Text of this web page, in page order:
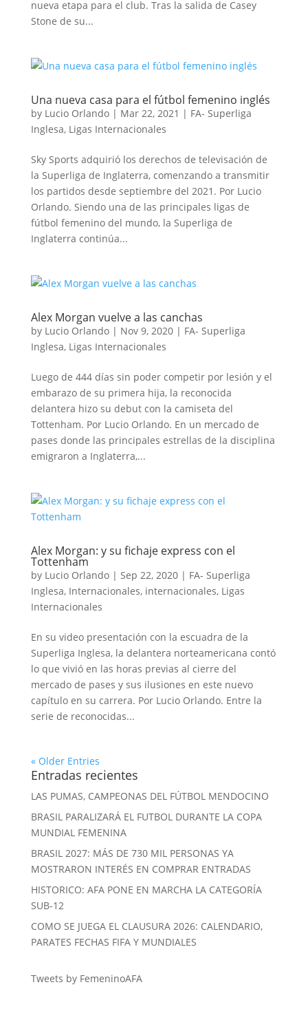
nueva etapa para el club. Tras la salida de Casey
Stone de su...
Una nueva casa para el fútbol femenino inglés
by Lucio Orlando| Mar 22, 2021 | FA- Superliga
Inglesa, Ligas Internacionales
Sky Sports adquirió los derechos de televisación de
la Superliga de Inglaterra, comenzando a transmitir
los partidos desde septiembre del 2021. Por Lucio
Orlando. Siendo una de las principales ligas de
fútbol femenino del mundo, la Superliga de
Inglaterra continúa...
Alex Morgan vuelve a las canchas
by Lucio Orlando| Nov 9, 2020| FA- Superliga
Inglesa, Ligas Internacionales
Luego de 444 días sin poder competir por lesión y el
embarazo de su primera hija, la reconocida
delantera hizo su debut con la camiseta del
Tottenham. Por Lucio Orlando. En un mercado de
pases donde las principales estrellas de la disciplina
emigraron a Inglaterra,...
Alex Morgan: y su fichaje express con el
Tottenham
by Lucio Orlando| Sep 22, 2020| FA- Superliga
Inglesa, Internacionales, internacionales, Ligas
Internacionales
En su video presentación con la escuadra de la
Superliga Inglesa, la delantera norteamericana contó
lo que vivió en las horas previas al cierre del
mercado de pases y sus ilusiones en este nuevo
capítulo en su carrera. Por Lucio Orlando. Entre la
serie de reconocidas...
« Older Entries
Entradas recientes
LAS PUMAS, CAMPEONAS DEL FÚTBOL MENDOCINO
BRASIL PARALIZARÁ EL FUTBOL DURANTE LA COPA
MUNDIAL FEMENINA
BRASIL 2027: MÁS DE 730 MIL PERSONAS YA
MOSTRARON INTERÉS EN COMPRAR ENTRADAS
HISTORICO: AFA PONE EN MARCHA LA CATEGORÍA
SUB-12
COMO SE JUEGA EL CLAUSURA 2026: CALENDARIO,
PARATES FECHAS FIFA Y MUNDIALES
Tweets by FemeninoAFA